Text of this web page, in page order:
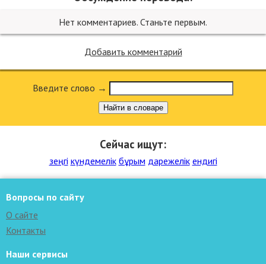
Нет комментариев. Станьте первым.
Добавить комментарий
Введите слово →
Найти в словаре
Сейчас ищут:
зеңгі күндемелік бұрым дарежелік ендигі
Вопросы по сайту
О сайте
Контакты
Наши сервисы